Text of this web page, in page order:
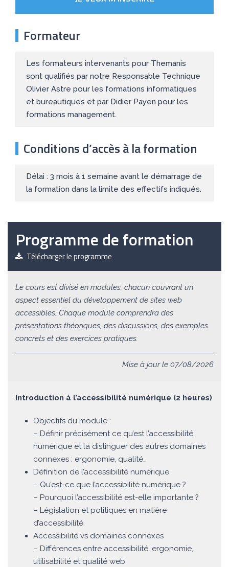
Formateur
Les formateurs intervenants pour Themanis
sont qualifiés par notre Responsable Technique
Olivier Astre pour les formations informatiques
et bureautiques et par Didier Payen pour les
formations management.
Conditions d’accès à la formation
Délai : 3 mois à 1 semaine avant le démarrage de
la formation dans la limite des effectifs indiqués.
Programme de formation
Télécharger le programme
Le cours est divisé en modules, chacun couvrant un
aspect essentiel du développement de sites web
accessibles. Chaque module comprendra des
présentations théoriques, des discussions, des exemples
concrets et des exercices pratiques.
Mise à jour le 07/08/2026
Introduction à l’accessibilité numérique (2 heures)
Objectifs du module :
– Définir précisément ce qu’est l’accessibilité
numérique et la distinguer des autres domaines
connexes : ergonomie, qualité…
Définition de l’accessibilité numérique
– Qu’est-ce que l’accessibilité numérique ?
– Pourquoi l’accessibilité est-elle importante ?
– Législation et politiques en matière
d’accessibilité
Accessibilité vs domaines connexes
– Différences entre accessibilité, ergonomie,
utilisabilité et qualité web